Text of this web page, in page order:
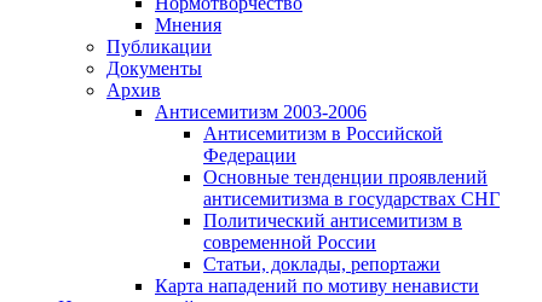
Мнения
Публикации
Документы
Архив
Антисемитизм 2003-2006
Антисемитизм в Российской
Федерации
Основные тенденции проявлений
антисемитизма в государствах СНГ
Политический антисемитизм в
современной России
Статьи, доклады, репортажи
Карта нападений по мотиву ненависти